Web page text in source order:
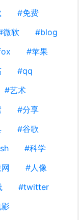
#免费
微软
#blog
#苹果
#qq
#艺术
#分享
#谷歌
#科学
#人像
#twitter